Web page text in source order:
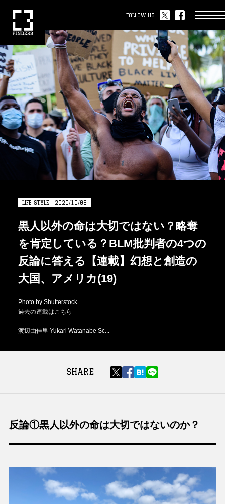
FOLLOW US
LIFE STYLE | 2020/10/05
黒人以外の命は大切ではない？略奪
を肯定している？BLM批判者の4つの
反論に答える【連載】幻想と創造の
大国、アメリカ(19)
Photo by Shutterstock
過去の連載はこちら
渡辺由佳里 Yukari Watanabe Sc...
SHARE
反論①黒人以外の命は大切ではないのか？